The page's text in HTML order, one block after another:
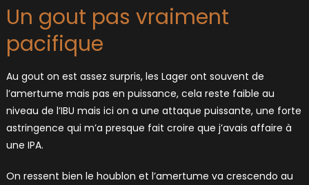
Un gout pas vraiment
pacifique
Au gout on est assez surpris, les Lager ont souvent de
l’amertume mais pas en puissance, cela reste faible au
niveau de l’IBU mais ici on a une attaque puissante, une forte
astringence qui m’a presque fait croire que j’avais affaire à
une IPA.
On ressent bien le houblon et l’amertume va crescendo au